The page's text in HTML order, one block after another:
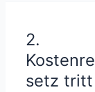
2.
setz tritt